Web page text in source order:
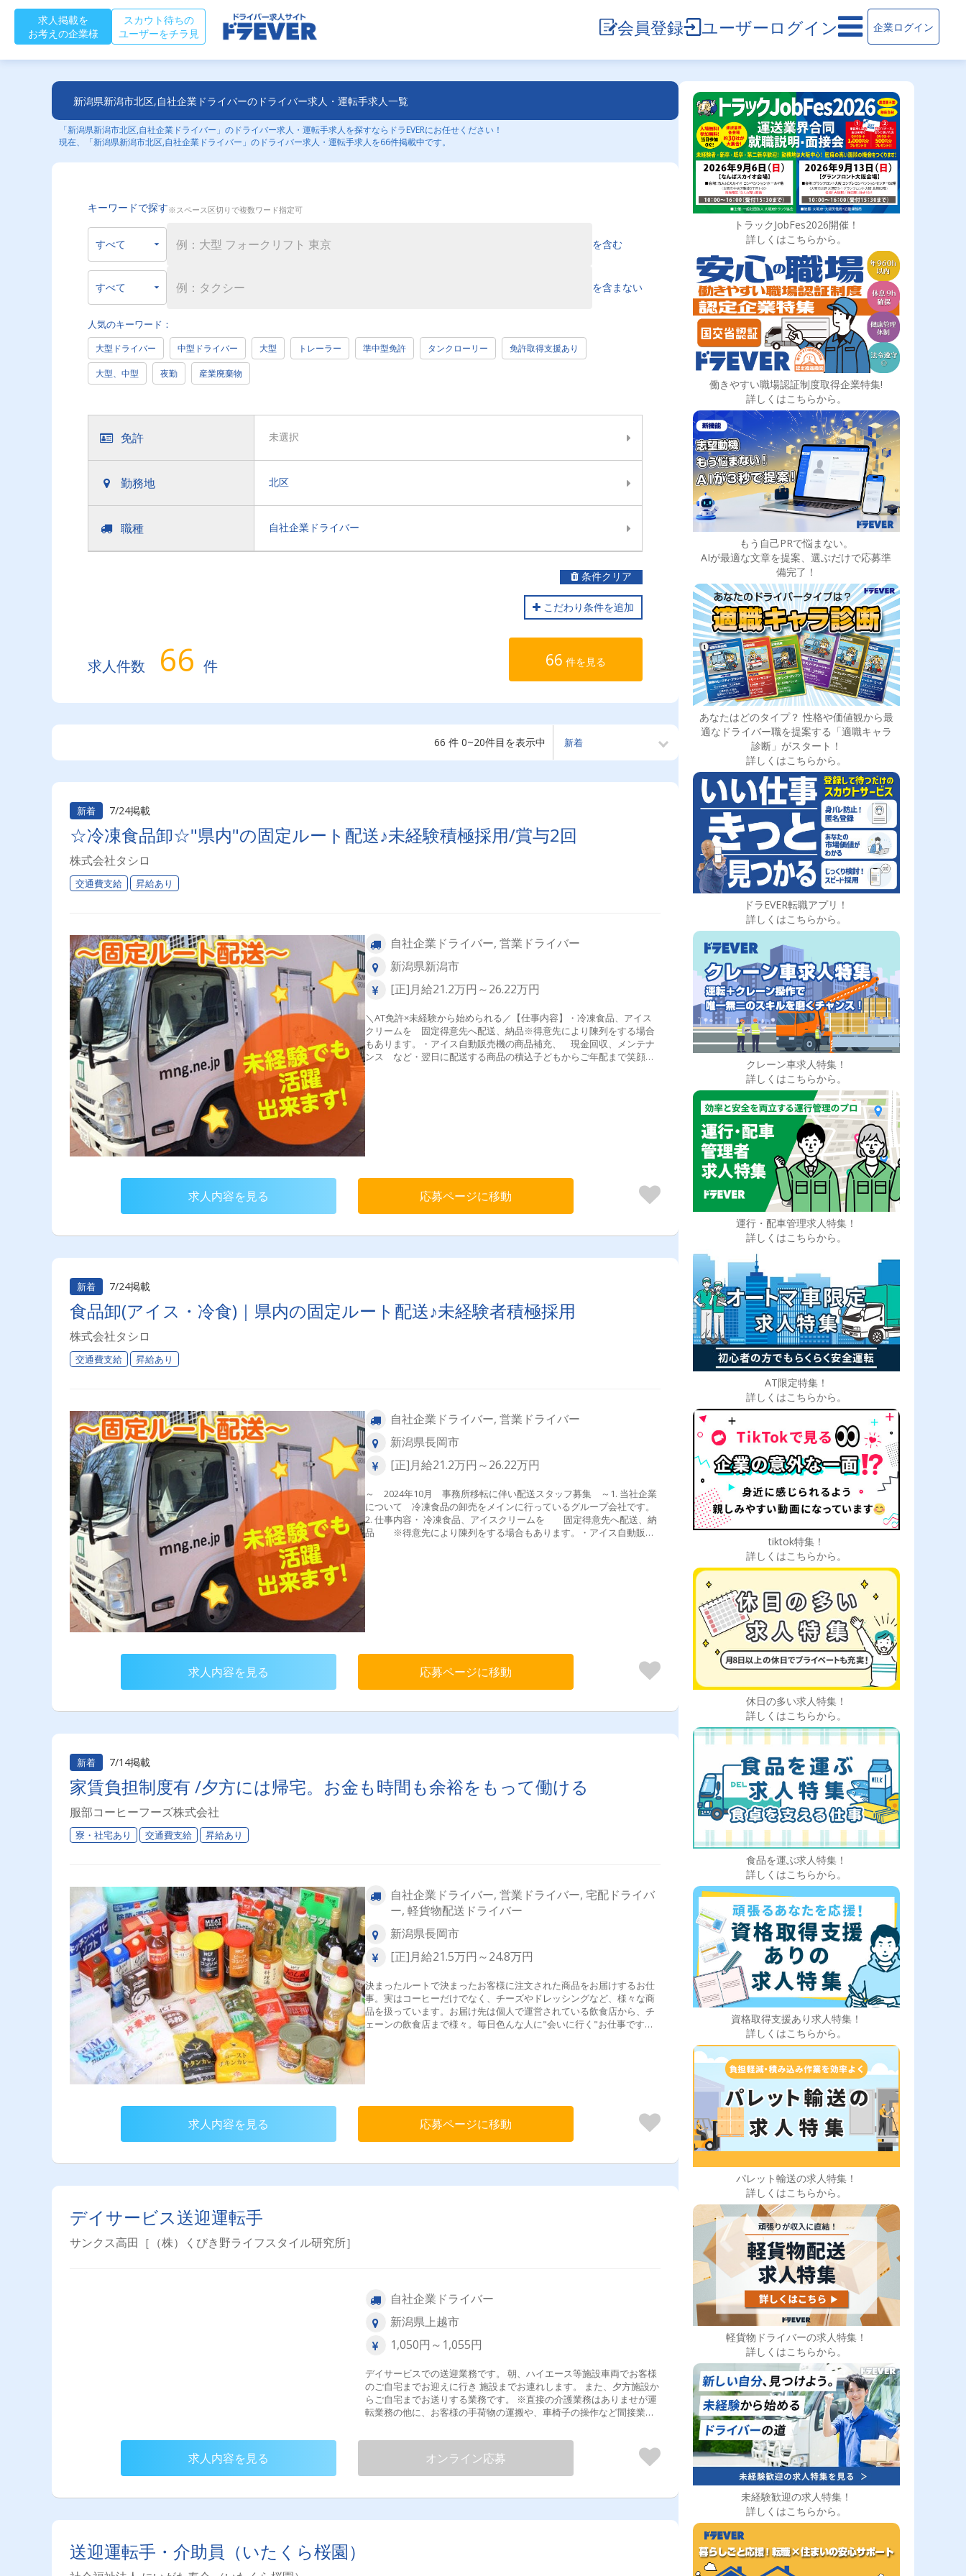
求人掲載を
お考えの企業様
スカウト待ちの
ユーザーをチラ見
会員登録 ユーザーログイン 企業ログイン
新潟県新潟市北区,自社企業ドライバーのドライバー求人・運転手求人一覧
「新潟県新潟市北区,自社企業ドライバー」のドライバー求人・運転手求人を探すならドラEVERにお任せください！
現在、「新潟県新潟市北区,自社企業ドライバー」のドライバー求人・運転手求人を66件掲載中です。
キーワードで探す※スペース区切りで複数ワード指定可
を含む
を含まない
人気のキーワード：
大型ドライバー 中型ドライバー 大型 トレーラー 準中型免許 タンクローリー 免許取得支援あり
大型、中型 夜勤 産業廃棄物
免許 未選択
勤務地 北区
職種 自社企業ドライバー
条件クリア
こだわり条件を追加
求人件数 66 件 66 件を見る
66 件 0~20件目を表示中
新着 7/24掲載
☆冷凍食品卸☆"県内"の固定ルート配送♪未経験積極採用/賞与2回
株式会社タシロ
交通費支給 昇給あり
自社企業ドライバー, 営業ドライバー
新潟県新潟市
[正]月給21.2万円～26.22万円
＼AT免許×未経験から始められる／【仕事内容】・冷凍食品、アイス
クリームを 固定得意先へ配送、納品※得意先により陳列をする場合
もあります。・アイス自動販売機の商品補充、 現金回収、メンテナ
ンス など・翌日に配送する商品の積込子どもからご年配まで笑顔を
お届けできるお仕事ですよ。
求人内容を見る 応募ページに移動
新着 7/24掲載
食品卸(アイス・冷食)｜県内の固定ルート配送♪未経験者積極採用
株式会社タシロ
交通費支給 昇給あり
自社企業ドライバー, 営業ドライバー
新潟県長岡市
[正]月給21.2万円～26.22万円
～ 2024年10月 事務所移転に伴い配送スタッフ募集 ～1. 当社企業
について 冷凍食品の卸売をメインに行っているグループ会社です。
2. 仕事内容・ 冷凍食品、アイスクリームを 固定得意先へ配送、納
品 ※得意先により陳列をする場合もあります。・アイス自動販売
機の商品補充、 現金回収、メンテナンス など・翌日に配送する商
ト・大手ドラックストアがメイン♪ それ以外には、一部 個人商店
や アイスの自動販売機などへの 納品もありますが、固定のお取引様
求人内容を見る 応募ページに移動
新着 7/14掲載
家賃負担制度有 /夕方には帰宅。お金も時間も余裕をもって働ける
服部コーヒーフーズ株式会社
寮・社宅あり 交通費支給 昇給あり
自社企業ドライバー, 営業ドライバー, 宅配ドライバ
ー, 軽貨物配送ドライバー
新潟県長岡市
[正]月給21.5万円～24.8万円
決まったルートで決まったお客様に注文された商品をお届けするお仕
事。実はコーヒーだけでなく、チーズやドレッシングなど、様々な商
品を扱っています。お届け先は個人で運営されている飲食店から、チ
ェーンの飲食店まで様々。毎日色んな人に"会いに行く"お仕事です。
今いるスタッフも半分以上が未経験スタート!最初は先輩に同乗してル
でも聞いてください！研修もあなたの不安がなくなるまで付き添いま
求人内容を見る 応募ページに移動
デイサービス送迎運転手
サンクス高田［（株）くびき野ライフスタイル研究所］
自社企業ドライバー
新潟県上越市
1,050円～1,055円
デイサービスでの送迎業務です。 朝、ハイエース等施設車両でお客様
のご自宅までお迎えに行き 施設までお連れします。 また、夕方施設か
らご自宅までお送りする業務です。 ※直接の介護業務はありませが運
転業務の他に、お客様の手荷物の運搬や、車椅子の操作など間接業務
ら３か月間
求人内容を見る オンライン応募
送迎運転手・介助員（いたくら桜園）
トラックJobFes2026開催！
詳しくはこちらから。
働きやすい職場認証制度取得企業特集!
詳しくはこちらから。
もう自己PRで悩まない。
AIが最適な文章を提案、選ぶだけで応募準
備完了！
あなたはどのタイプ？ 性格や価値観から最
適なドライバー職を提案する「適職キャラ
診断」がスタート！
詳しくはこちらから。
ドラEVER転職アプリ！
詳しくはこちらから。
クレーン車求人特集！
詳しくはこちらから。
運行・配車管理求人特集！
詳しくはこちらから。
AT限定特集！
詳しくはこちらから。
tiktok特集！
詳しくはこちらから。
休日の多い求人特集！
詳しくはこちらから。
食品を運ぶ求人特集！
詳しくはこちらから。
資格取得支援あり求人特集！
詳しくはこちらから。
パレット輸送の求人特集！
詳しくはこちらから。
軽貨物ドライバーの求人特集！
詳しくはこちらから。
未経験歓迎の求人特集！
詳しくはこちらから。